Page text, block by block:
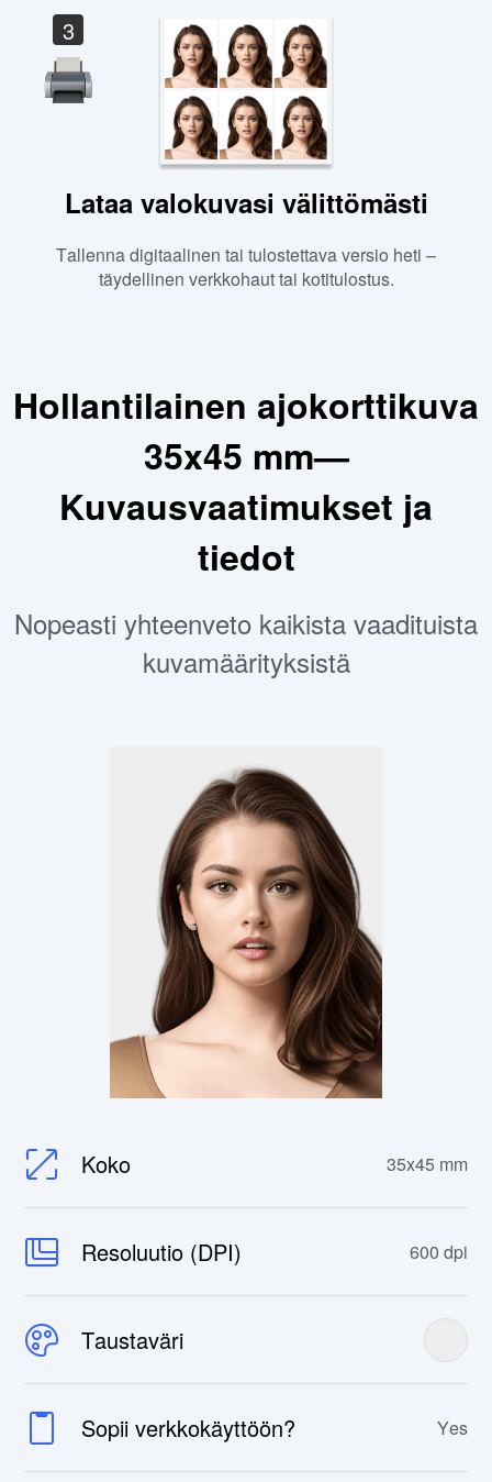
3
Lataa valokuvasi välittömästi
Tallenna digitaalinen tai tulostettava versio heti –
täydellinen verkkohaut tai kotitulostus.
Hollantilainen ajokorttikuva
35x45 mm—
Kuvausvaatimukset ja
tiedot
Nopeasti yhteenveto kaikista vaadituista
kuvamäärityksistä
Koko 35x45 mm
Resoluutio (DPI) 600 dpi
Taustaväri
Sopii verkkokäyttöön? Yes